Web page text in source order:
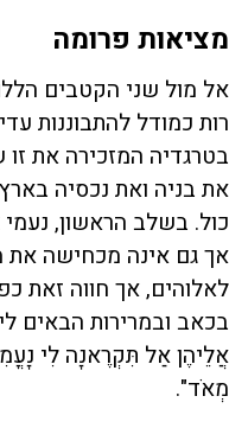
מציאות פרומה
אל מול שני הקטבים
רות כמודל להתבוננות
בטרגדיה המזכירה את
את בניה ואת נכסיה
כול. בשלב הראשון,
אך גם אינה מכחישה את
לאלוהים, אך חווה זאת
בכאב ובמרירות הבאים
אֲלֵיהֶן אַל תִּקְרֶאנָה לִי
מְאֹד".